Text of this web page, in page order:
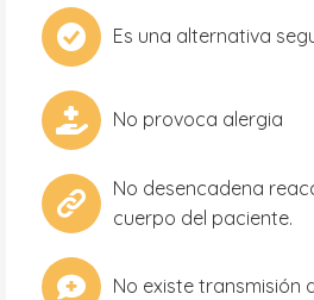
Es una alternativa
No provoca alergia
No desencadena
cuerpo del paciente.
No existe transmisión